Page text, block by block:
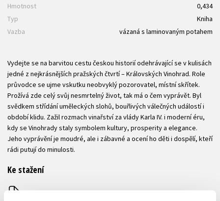
Hmotnost
0,434
Typ
Kniha
Vazba
vázaná s laminovaným potahem
Vydejte se na barvitou cestu českou historií odehrávající se v kulisách
jedné z nejkrásnějších pražských čtvrtí – Královských Vinohrad. Role
průvodce se ujme vskutku neobvyklý pozorovatel, místní skřítek.
Prožívá zde celý svůj nesmrtelný život, tak má o čem vyprávět. Byl
svědkem střídání uměleckých slohů, bouřlivých válečných událostí i
období klidu. Zažil rozmach vinařství za vlády Karla IV. i moderní éru,
kdy se Vinohrady staly symbolem kultury, prosperity a elegance.
Jeho vyprávění je moudré, ale i zábavné a ocení ho děti i dospělí, kteří
rádi putují do minulosti.
Ke stažení